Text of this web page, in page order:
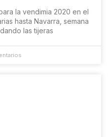
la vendimia 2020 en el
hasta Navarra, semana
las tijeras